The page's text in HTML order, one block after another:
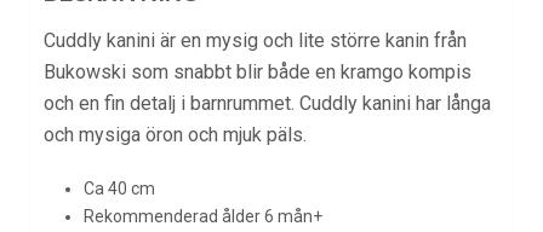
Cuddly kanini är en mysig och lite större kanin från
Bukowski som snabbt blir både en kramgo kompis
och en fin detalj i barnrummet. Cuddly kanini har långa
och mysiga öron och mjuk päls.
Ca 40 cm
Rekommenderad ålder 6 mån+